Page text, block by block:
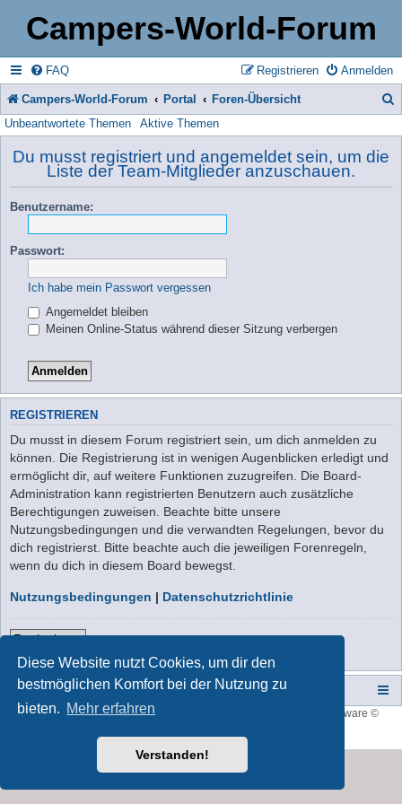
Diese Website nutzt Cookies, um dir den
bestmöglichen Komfort bei der Nutzung zu
bieten. Mehr erfahren
Verstanden!
Campers-World-Forum
FAQ Anmelden
Registrieren
Campers-World-Forum Portal Foren-Übersicht
Unbeantwortete Themen Aktive Themen
Du musst registriert und angemeldet sein, um die
Liste der Team-Mitglieder anzuschauen.
Benutzername:
Passwort:
Ich habe mein Passwort vergessen
Angemeldet bleiben
Meinen Online-Status während dieser Sitzung verbergen
REGISTRIEREN
Du musst in diesem Forum registriert sein, um dich anmelden zu
können. Die Registrierung ist in wenigen Augenblicken erledigt und
ermöglicht dir, auf weitere Funktionen zuzugreifen. Die Board-
Administration kann registrierten Benutzern auch zusätzliche
Berechtigungen zuweisen. Beachte bitte unsere
Nutzungsbedingungen und die verwandten Regelungen, bevor du
dich registrierst. Bitte beachte auch die jeweiligen Forenregeln,
wenn du dich in diesem Board bewegst.
Nutzungsbedingungen | Datenschutzrichtlinie
Registrieren
Campers-World-Forum Portal Foren-Übersicht
Style developer byforum tricolor
® Forum Software ©
Deutsche Übersetzung durch